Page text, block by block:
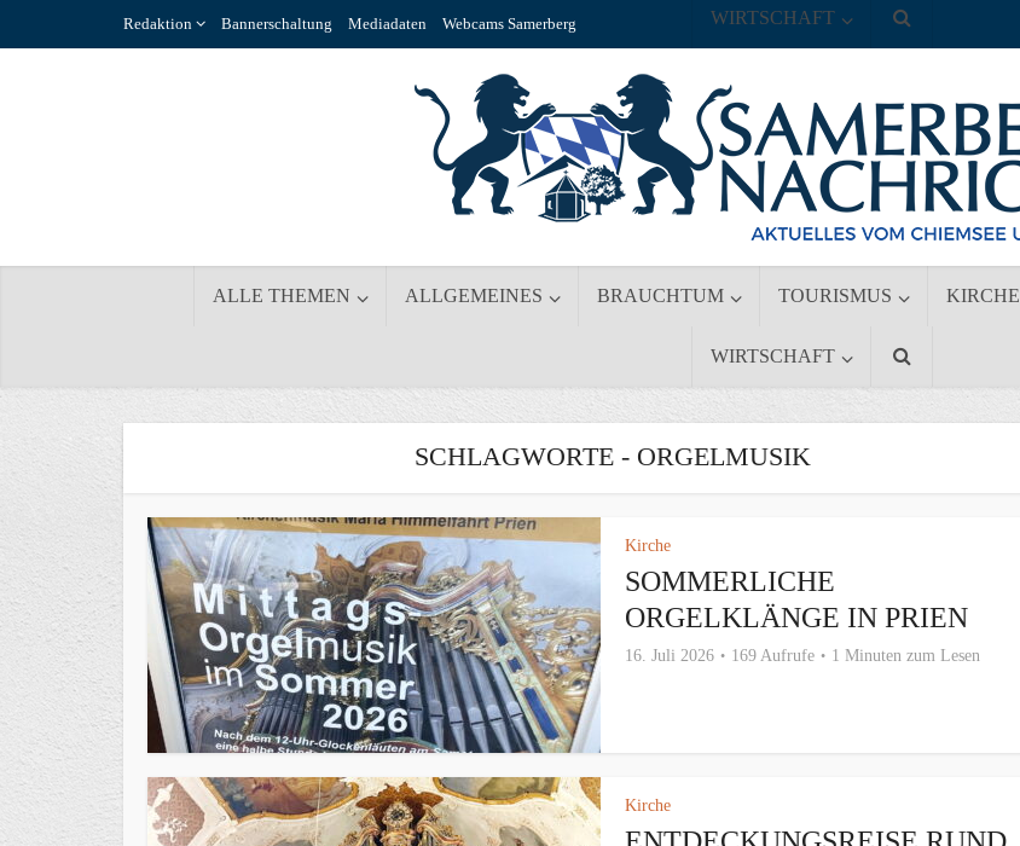
Redaktion Bannerschaltung Mediadaten Webcams Samerberg
ALLE THEMEN ALLGEMEINES BRAUCHTUM TOURISMUS KIRCHE
WIRTSCHAFT
WIRTSCHAFT
SCHLAGWORTE - ORGELMUSIK
Kirche
SOMMERLICHE
ORGELKLÄNGE IN PRIEN
16. Juli 2026 169 Aufrufe 1 Minuten zum Lesen
Kirche